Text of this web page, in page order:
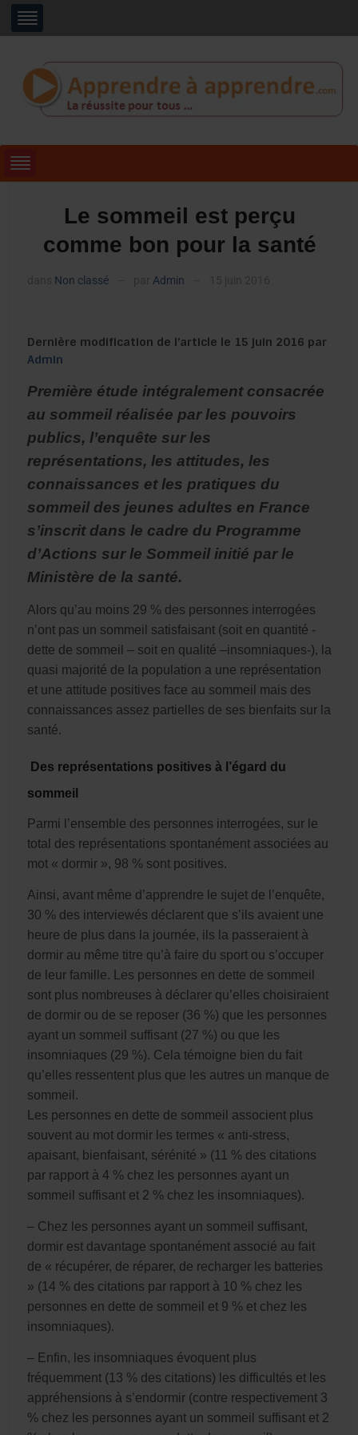
Le sommeil est perçu
comme bon pour la santé
Non classé Admin
Dernière modification de l’article le 15 juin 2016 par
Admin
Première étude intégralement consacrée
au sommeil réalisée par les pouvoirs
publics, l’enquête sur les
représentations, les attitudes, les
connaissances et les pratiques du
sommeil des jeunes adultes en France
s’inscrit dans le cadre du Programme
d’Actions sur le Sommeil initié par le
Ministère de la santé.
Alors qu’au moins 29 % des personnes interrogées
n’ont pas un sommeil satisfaisant (soit en quantité -
dette de sommeil – soit en qualité –insomniaques-), la
quasi majorité de la population a une représentation
et une attitude positives face au sommeil mais des
connaissances assez partielles de ses bienfaits sur la
santé.
Des représentations positives à l’égard du
sommeil
Parmi l’ensemble des personnes interrogées, sur le
total des représentations spontanément associées au
mot « dormir », 98 % sont positives.
Ainsi, avant même d’apprendre le sujet de l’enquête,
30 % des interviewés déclarent que s’ils avaient une
heure de plus dans la journée, ils la passeraient à
dormir au même titre qu’à faire du sport ou s’occuper
de leur famille. Les personnes en dette de sommeil
sont plus nombreuses à déclarer qu’elles choisiraient
de dormir ou de se reposer (36 %) que les personnes
ayant un sommeil suffisant (27 %) ou que les
insomniaques (29 %). Cela témoigne bien du fait
qu’elles ressentent plus que les autres un manque de
sommeil.
Les personnes en dette de sommeil associent plus
souvent au mot dormir les termes « anti-stress,
apaisant, bienfaisant, sérénité » (11 % des citations
par rapport à 4 % chez les personnes ayant un
sommeil suffisant et 2 % chez les insomniaques).
– Chez les personnes ayant un sommeil suffisant,
dormir est davantage spontanément associé au fait
de « récupérer, de réparer, de recharger les batteries
» (14 % des citations par rapport à 10 % chez les
personnes en dette de sommeil et 9 % et chez les
insomniaques).
– Enfin, les insomniaques évoquent plus
fréquemment (13 % des citations) les difficultés et les
appréhensions à s’endormir (contre respectivement 3
% chez les personnes ayant un sommeil suffisant et 2